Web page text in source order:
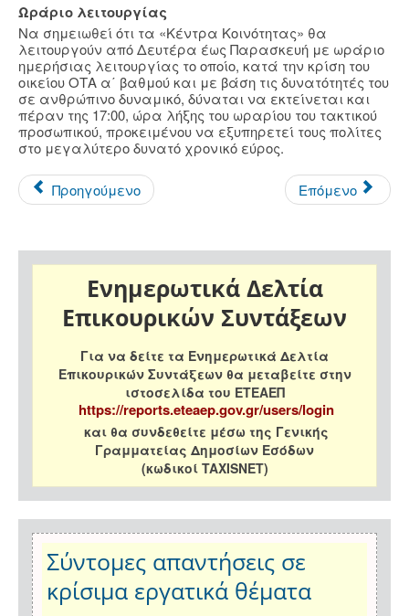
Ωράριο λειτουργίας
Να σημειωθεί ότι τα «Κέντρα Κοινότητας» θα
λειτουργούν από Δευτέρα έως Παρασκευή με ωράριο
ημερήσιας λειτουργίας το οποίο, κατά την κρίση του
οικείου ΟΤΑ α΄ βαθμού και με βάση τις δυνατότητές του
σε ανθρώπινο δυναμικό, δύναται να εκτείνεται και
πέραν της 17:00, ώρα λήξης του ωραρίου του τακτικού
προσωπικού, προκειμένου να εξυπηρετεί τους πολίτες
στο μεγαλύτερο δυνατό χρονικό εύρος.
Προηγούμενο Επόμενο
Ενημερωτικά Δελτία
Επικουρικών Συντάξεων
Για να δείτε τα Ενημερωτικά Δελτία
Επικουρικών Συντάξεων θα μεταβείτε στην
ιστοσελίδα του ΕΤΕΑΕΠ
https://reports.eteaep.gov.gr/users/login
και θα συνδεθείτε μέσω της Γενικής
Γραμματείας Δημοσίων Εσόδων
(κωδικοί TAXISNET)
Σύντομες απαντήσεις σε
κρίσιμα εργατικά θέματα